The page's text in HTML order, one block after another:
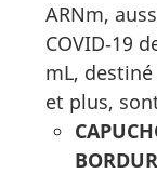
ARNm,
COVID‑19
mL,
et plus,